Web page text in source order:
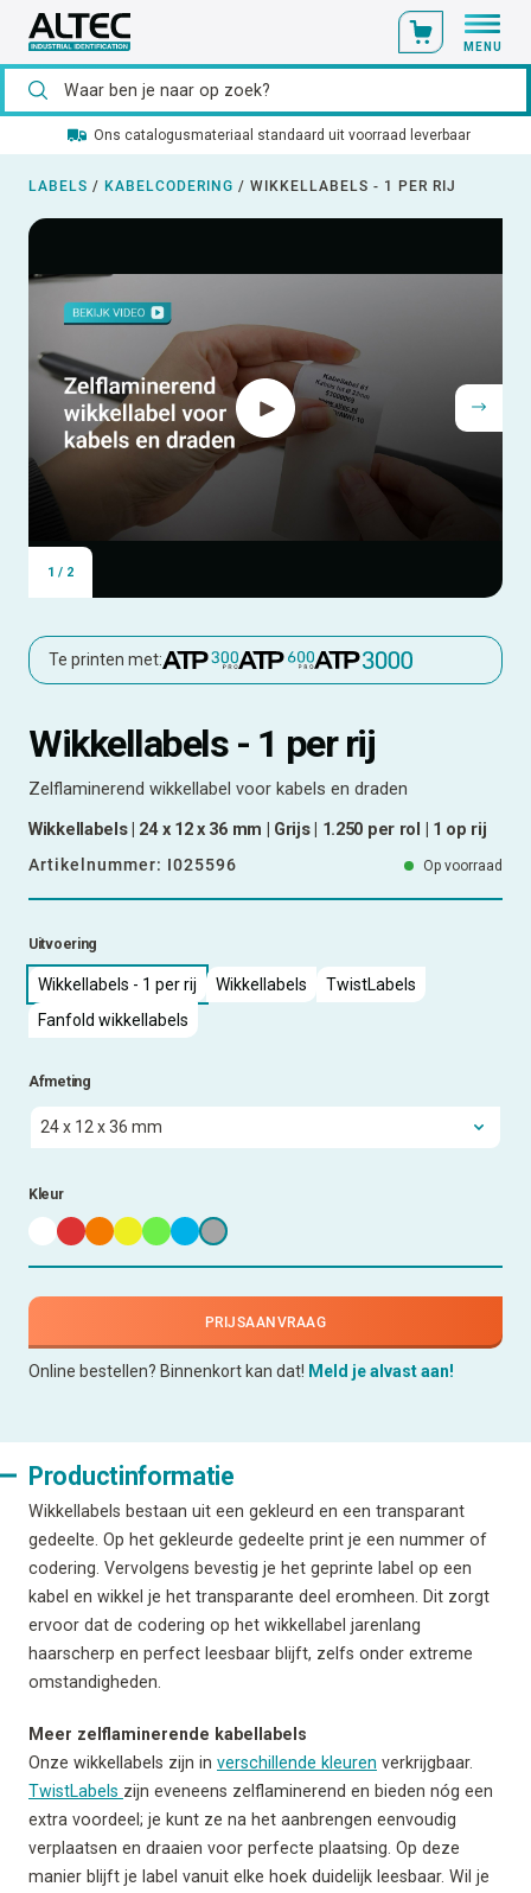
MENU
Ons catalogusmateriaal standaard uit voorraad leverbaar
LABELS / KABELCODERING / WIKKELLABELS - 1 PER RIJ
1 / 2
Te printen met:
Wikkellabels - 1 per rij
Zelflaminerend wikkellabel voor kabels en draden
Wikkellabels | 24 x 12 x 36 mm | Grijs | 1.250 per rol | 1 op rij
Artikelnummer: I025596 Op voorraad
Uitvoering
Wikkellabels - 1 per rij Wikkellabels
TwistLabels
Fanfold wikkellabels
Afmeting
Kleur
PRIJSAANVRAAG
Online bestellen? Binnenkort kan dat! Meld je alvast aan!
Productinformatie
Wikkellabels bestaan uit een gekleurd en een transparant
gedeelte. Op het gekleurde gedeelte print je een nummer of
codering. Vervolgens bevestig je het geprinte label op een
kabel en wikkel je het transparante deel eromheen. Dit zorgt
ervoor dat de codering op het wikkellabel jarenlang
haarscherp en perfect leesbaar blijft, zelfs onder extreme
omstandigheden.
Meer zelflaminerende kabellabels
Onze wikkellabels zijn in verschillende kleuren verkrijgbaar.
TwistLabels zijn eveneens zelflaminerend en bieden nóg een
extra voordeel; je kunt ze na het aanbrengen eenvoudig
verplaatsen en draaien voor perfecte plaatsing. Op deze
manier blijft je label vanuit elke hoek duidelijk leesbaar. Wil je